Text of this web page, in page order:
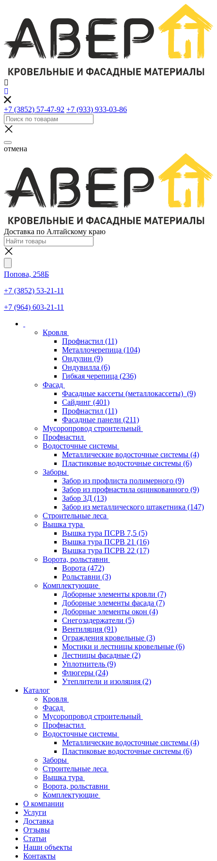
+7 (3852) 57-47-92 +7 (933) 933-03-86
отмена
Доставка по Алтайскому краю
Попова, 258Б
+7 (3852) 53-21-11
+7 (964) 603-21-11
Кровля
Профнастил (11)
Металлочерепица (104)
Ондулин (9)
Ондувилла (6)
Гибкая черепица (236)
Фасад
Фасадные кассеты (металлокассеты) (9)
Сайдинг (401)
Профнастил (11)
Фасадные панели (211)
Мусоропровод строительный
Профнастил
Водосточные системы
Металлические водосточные системы (4)
Пластиковые водосточные системы (6)
Заборы
Забор из профлиста полимерного (9)
Забор из профнастила оцинкованного (9)
Забор 3Д (13)
Забор из металлического штакетника (147)
Строительные леса
Вышка тура
Вышка тура ПСРВ 7,5 (5)
Вышка тура ПСРВ 21 (16)
Вышка тура ПСРВ 22 (17)
Ворота, рольставни
Ворота (472)
Рольставни (3)
Комплектующие
Доборные элементы кровли (7)
Доборные элементы фасада (7)
Доборные элементы окон (4)
Снегозадержатели (5)
Вентиляция (91)
Ограждения кровельные (3)
Мостики и лестницы кровельные (6)
Лестницы фасадные (2)
Уплотнитель (9)
Флюгеры (24)
Утеплители и изоляция (2)
Каталог
Кровля
Фасад
Мусоропровод строительный
Профнастил
Водосточные системы
Металлические водосточные системы (4)
Пластиковые водосточные системы (6)
Заборы
Строительные леса
Вышка тура
Ворота, рольставни
Комплектующие
О компании
Услуги
Доставка
Отзывы
Статьи
Наши объекты
Контакты